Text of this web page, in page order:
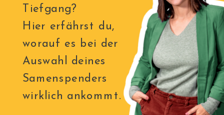
Tiefgang?
Hier erfährst du,
worauf es bei der
Auswahl deines
Samenspenders
wirklich ankommt.